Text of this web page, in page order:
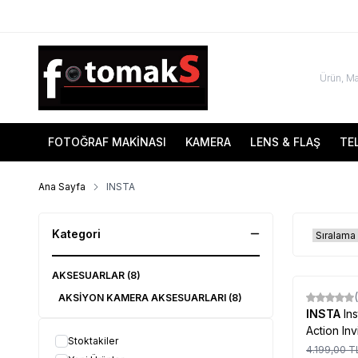
FOTOĞRAF MAKİNASI KAMERA LENS & FLAŞ
Ana Sayfa INSTA
Kategori
AKSESUARLAR (8)
AKSİYON KAMERA AKSESUARLARI (8)
Stoktakiler
Yeni
Kampanyalı
%5
INSTA
Action
4.199,00